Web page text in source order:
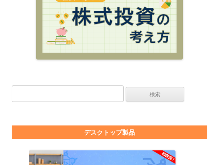
デスクトップ製品